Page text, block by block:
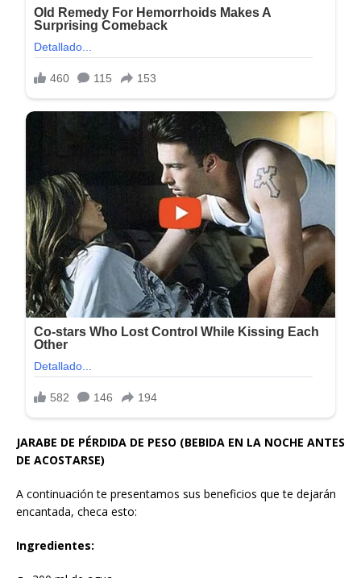
JARABE DE PÉRDIDA DE PESO (BEBIDA EN LA NOCHE ANTES
DE ACOSTARSE)
A continuación te presentamos sus beneficios que te dejarán
encantada, checa esto:
Ingredientes: